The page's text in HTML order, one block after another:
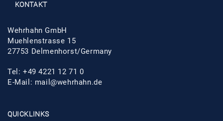
KONTAKT
Wehrhahn GmbH
Muehlenstrasse 15
27753 Delmenhorst/Germany
Tel: +49 4221 12 71 0
E-Mail: mail@wehrhahn.de
QUICKLINKS